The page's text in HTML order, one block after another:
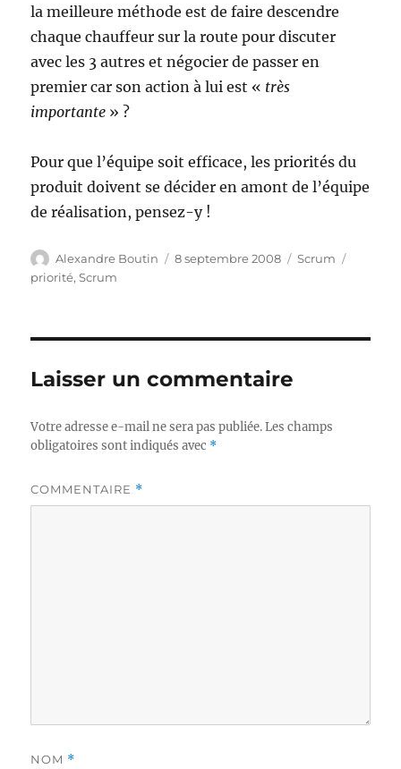
la meilleure méthode est de faire descendre
chaque chauffeur sur la route pour discuter
avec les 3 autres et négocier de passer en
premier car son action à lui est « très
importante » ?
Pour que l’équipe soit efficace, les priorités du
produit doivent se décider en amont de l’équipe
de réalisation, pensez-y !
Auteur
Alexandre Boutin
Publié
8 septembre 2008 Catégories
Scrum
priorité,Scrum
Laisser un commentaire
Votre adresse e-mail ne sera pas publiée. Les champs
obligatoires sont indiqués avec *
COMMENTAIRE *
NOM *